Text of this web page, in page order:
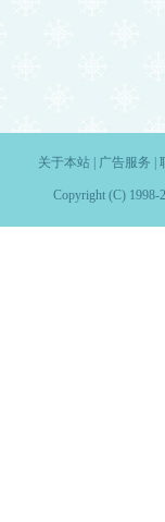
关于本站| 广告服务
Copyright (C) 1998-